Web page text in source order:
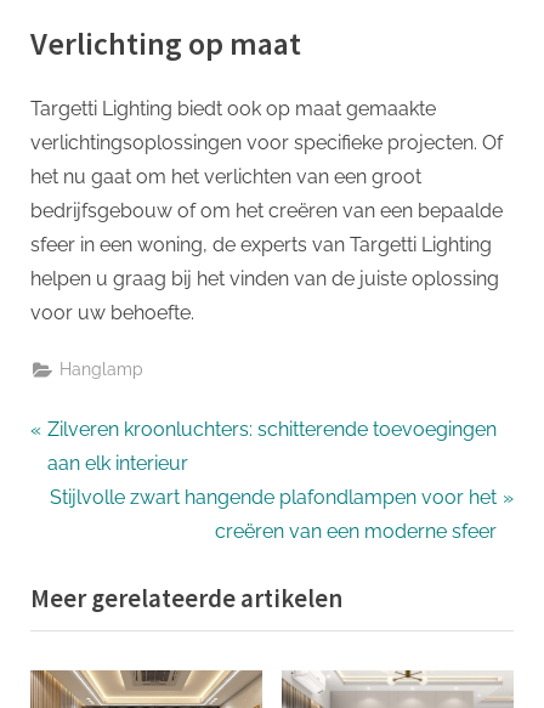
Verlichting op maat
Targetti Lighting biedt ook op maat gemaakte
verlichtingsoplossingen voor specifieke projecten. Of
het nu gaat om het verlichten van een groot
bedrijfsgebouw of om het creëren van een bepaalde
sfeer in een woning, de experts van Targetti Lighting
helpen u graag bij het vinden van de juiste oplossing
voor uw behoefte.
Hanglamp
Bericht
navigatie
P
r
e
o
u
s
Zilveren kroonluchters: schitterende toevoegingen
aan elk interieur
N
t
P
o
Stijlvolle zwart hangende plafondlampen voor het
creëren van een moderne sfeer
Meer gerelateerde artikelen